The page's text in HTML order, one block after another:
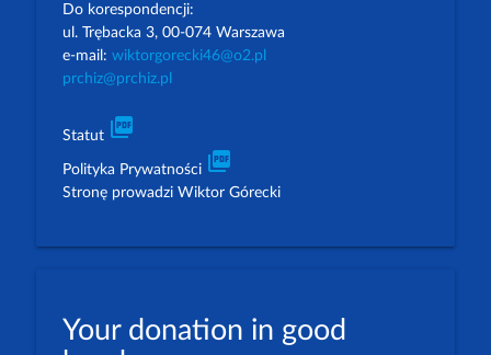
Do korespondencji:
ul. Trębacka 3, 00-074 Warszawa
e-mail: wiktorgorecki46@o2.pl
prchiz@prchiz.pl
Statut picture_as_pdf
Polityka Prywatności picture_as_pdf
Stronę prowadzi Wiktor Górecki
Your donation in good